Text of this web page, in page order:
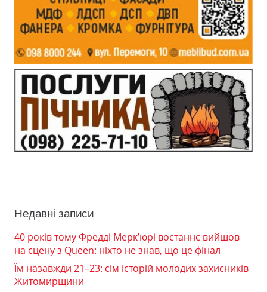
Недавні записи
40 років тому Фредді Мерк’юрі востаннє вийшов
на сцену з Queen: ніхто не знав, що це фінал
Їм назавжди 21–23: сім історій молодих захисників
Житомирщини